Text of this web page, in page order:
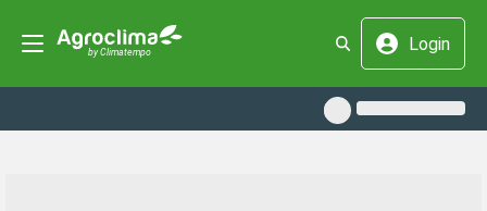
Login